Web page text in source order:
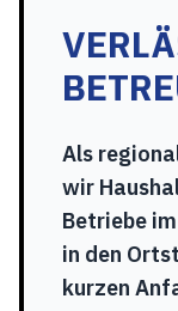
Als
wir
Betriebe
in den
kurzen